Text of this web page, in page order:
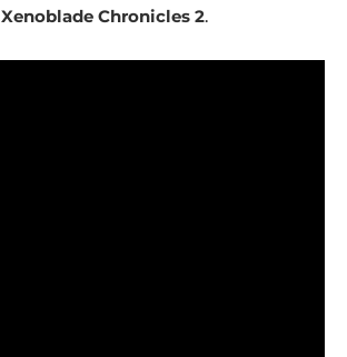
Xenoblade Chronicles 2.